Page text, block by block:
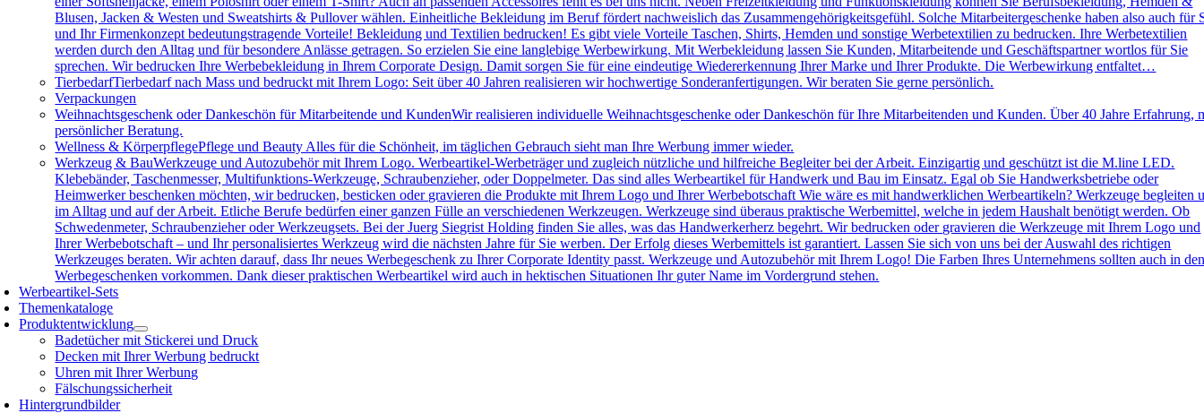
Blusen, Jacken & Westen und Sweatshirts & Pullover wählen. Einheitliche Bekleidung im Beruf fördert nachweislich das Zusammengehörigkeitsgefühl. Solche Mitarbeitergeschenke haben also auch für
und Ihr Firmenkonzept bedeutungstragende Vorteile! Bekleidung und Textilien bedrucken! Es gibt viele Vorteile Taschen, Shirts, Hemden und sonstige Werbetextilien zu bedrucken. Ihre Werbetextilien
werden durch den Alltag und für besondere Anlässe getragen. So erzielen Sie eine langlebige Werbewirkung. Mit Werbekleidung lassen Sie Kunden, Mitarbeitende und Geschäftspartner wortlos für Sie
sprechen. Wir bedrucken Ihre Werbebekleidung in Ihrem Corporate Design. Damit sorgen Sie für eine eindeutige Wiedererkennung Ihrer Marke und Ihrer Produkte. Die Werbewirkung entfaltet…
TierbedarfTierbedarf nach Mass und bedruckt mit Ihrem Logo: Seit über 40 Jahren realisieren wir hochwertige Sonderanfertigungen. Wir beraten Sie gerne persönlich.
Verpackungen
Weihnachtsgeschenk oder Dankeschön für Mitarbeitende und KundenWir realisieren individuelle Weihnachtsgeschenke oder Dankeschön für Ihre Mitarbeitenden und Kunden. Über 40 Jahre Erfahrung,
persönlicher Beratung.
Wellness & KörperpflegePflege und Beauty Alles für die Schönheit, im täglichen Gebrauch sieht man Ihre Werbung immer wieder.
Werkzeug & BauWerkzeuge und Autozubehör mit Ihrem Logo. Werbeartikel-Werbeträger und zugleich nützliche und hilfreiche Begleiter bei der Arbeit. Einzigartig und geschützt ist die M.line LED.
Klebebänder, Taschenmesser, Multifunktions-Werkzeuge, Schraubenzieher, oder Doppelmeter. Das sind alles Werbeartikel für Handwerk und Bau im Einsatz. Egal ob Sie Handwerksbetriebe oder
Heimwerker beschenken möchten, wir bedrucken, besticken oder gravieren die Produkte mit Ihrem Logo und Ihrer Werbebotschaft Wie wäre es mit handwerklichen Werbeartikeln? Werkzeuge begleiten
im Alltag und auf der Arbeit. Etliche Berufe bedürfen einer ganzen Fülle an verschiedenen Werkzeugen. Werkzeuge sind überaus praktische Werbemittel, welche in jedem Haushalt benötigt werden. Ob
Schwedenmeter, Schraubenzieher oder Werkzeugsets. Bei der Juerg Siegrist Holding finden Sie alles, was das Handwerkerherz begehrt. Wir bedrucken oder gravieren die Werkzeuge mit Ihrem Logo und
Ihrer Werbebotschaft – und Ihr personalisiertes Werkzeug wird die nächsten Jahre für Sie werben. Der Erfolg dieses Werbemittels ist garantiert. Lassen Sie sich von uns bei der Auswahl des richtigen
Werkzeuges beraten. Wir achten darauf, dass Ihr neues Werbegeschenk zu Ihrer Corporate Identity passt. Werkzeuge und Autozubehör mit Ihrem Logo! Die Farben Ihres Unternehmens sollten auch in
Werbegeschenken vorkommen. Dank dieser praktischen Werbeartikel wird auch in hektischen Situationen Ihr guter Name im Vordergrund stehen.
Werbeartikel-Sets
Themenkataloge
Produktentwicklung
Badetücher mit Stickerei und Druck
Decken mit Ihrer Werbung bedruckt
Uhren mit Ihrer Werbung
Fälschungssicherheit
Hintergrundbilder